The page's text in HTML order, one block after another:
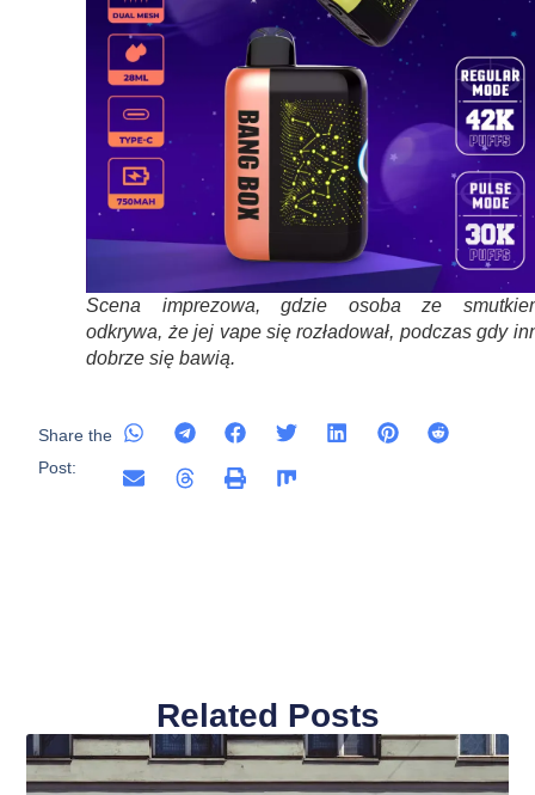
Scena imprezowa, gdzie osoba ze
odkrywa, że jej vape się rozładował, podczas gdy
dobrze się bawią.
Share the
Post:
Related Posts